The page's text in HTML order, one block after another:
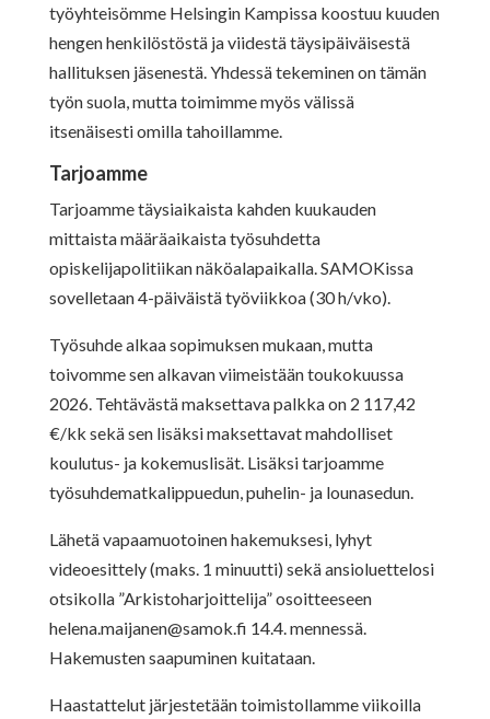
työyhteisömme Helsingin Kampissa koostuu kuuden
hengen henkilöstöstä ja viidestä täysipäiväisestä
hallituksen jäsenestä. Yhdessä tekeminen on tämän
työn suola, mutta toimimme myös välissä
itsenäisesti omilla tahoillamme.
Tarjoamme
Tarjoamme täysiaikaista kahden kuukauden
mittaista määräaikaista työsuhdetta
opiskelijapolitiikan näköalapaikalla. SAMOKissa
sovelletaan 4-päiväistä työviikkoa (30 h/vko).
Työsuhde alkaa sopimuksen mukaan, mutta
toivomme sen alkavan viimeistään toukokuussa
2026. Tehtävästä maksettava palkka on 2 117,42
€/kk sekä sen lisäksi maksettavat mahdolliset
koulutus- ja kokemuslisät. Lisäksi tarjoamme
työsuhdematkalippuedun, puhelin- ja lounasedun.
Lähetä vapaamuotoinen hakemuksesi, lyhyt
videoesittely (maks. 1 minuutti) sekä ansioluettelosi
otsikolla ”Arkistoharjoittelija” osoitteeseen
helena.maijanen@samok.fi 14.4. mennessä.
Hakemusten saapuminen kuitataan.
Haastattelut järjestetään toimistollamme viikoilla